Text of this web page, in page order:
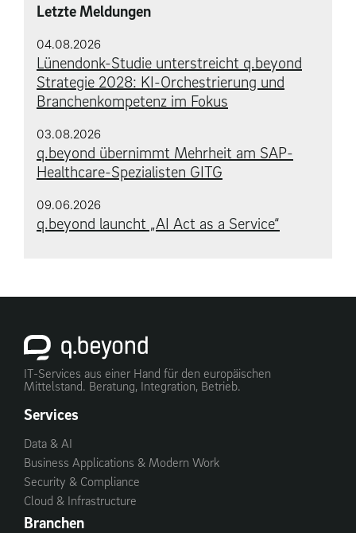
Letzte Meldungen
04.08.2026
Lünendonk-Studie unterstreicht q.beyond
Strategie 2028: KI-Orchestrierung und
Branchenkompetenz im Fokus
03.08.2026
q.beyond übernimmt Mehrheit am SAP-
Healthcare-Spezialisten GITG
09.06.2026
q.beyond launcht „AI Act as a Service“
IT-Services aus einer Hand für den europäischen
Mittelstand. Beratung, Integration, Betrieb.
Services
Data & AI
Business Applications & Modern Work
Security & Compliance
Cloud & Infrastructure
Branchen